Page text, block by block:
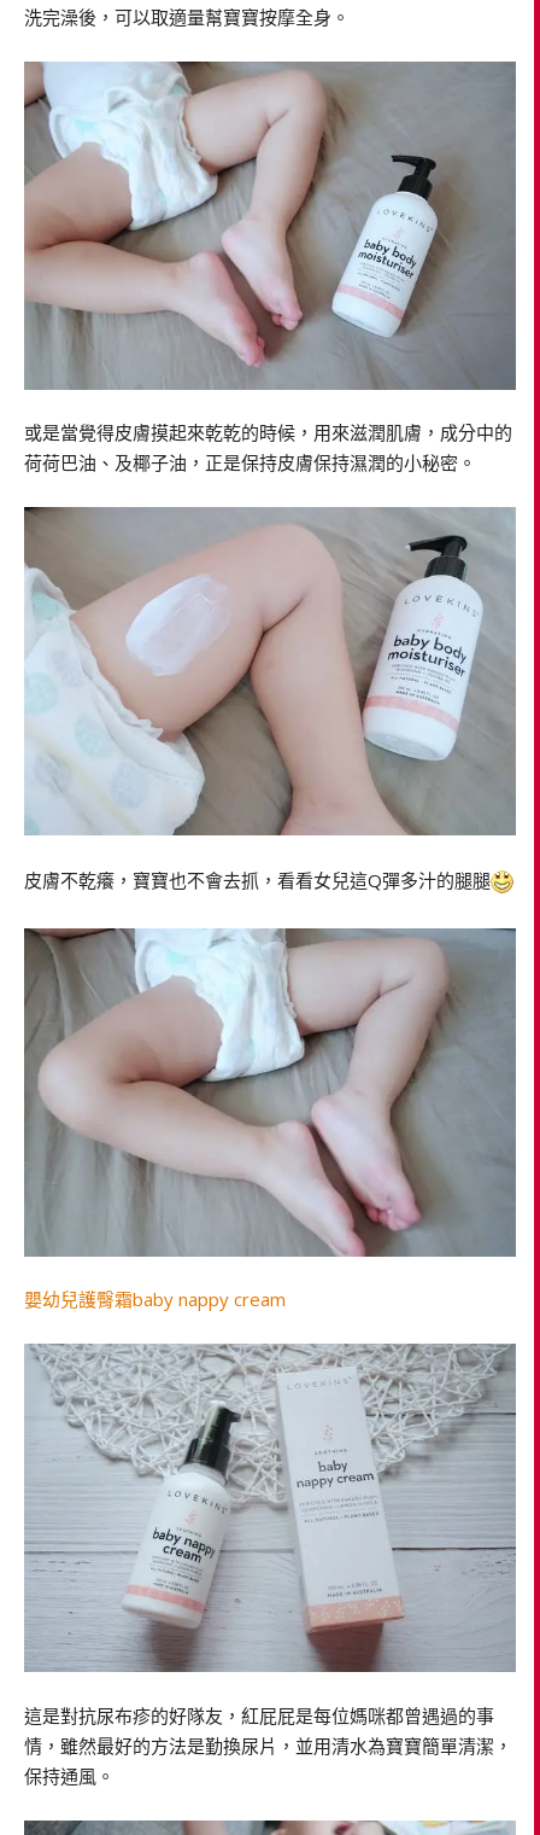
洗完澡後，可以取適量幫寶寶按摩全身。
或是當覺得皮膚摸起來乾乾的時候，用來滋潤肌膚，成分中的
荷荷巴油、及椰子油，正是保持皮膚保持濕潤的小秘密。
皮膚不乾癢，寶寶也不會去抓，看看女兒這Q彈多汁的腿腿
嬰幼兒護臀霜baby nappy cream
這是對抗尿布疹的好隊友，紅屁屁是每位媽咪都曾遇過的事
情，雖然最好的方法是勤換尿片，並用清水為寶寶簡單清潔，
保持通風。